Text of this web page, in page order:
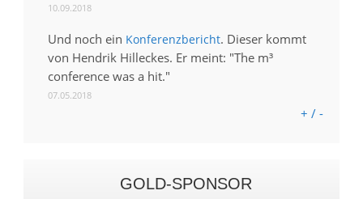
10.09.2018
Und noch ein Konferenzbericht. Dieser kommt
von Hendrik Hilleckes. Er meint: "The m³
conference was a hit."
07.05.2018
+ / -
GOLD-SPONSOR